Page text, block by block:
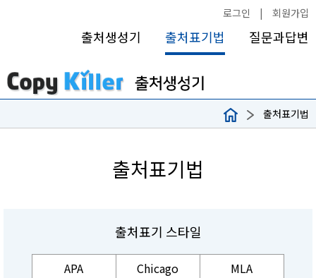
로그인 | 회원가입
출처생성기 출처표기법 질문과답변
출처표기법
출처표기법
출처표기 스타일
APA Chicago
MLA